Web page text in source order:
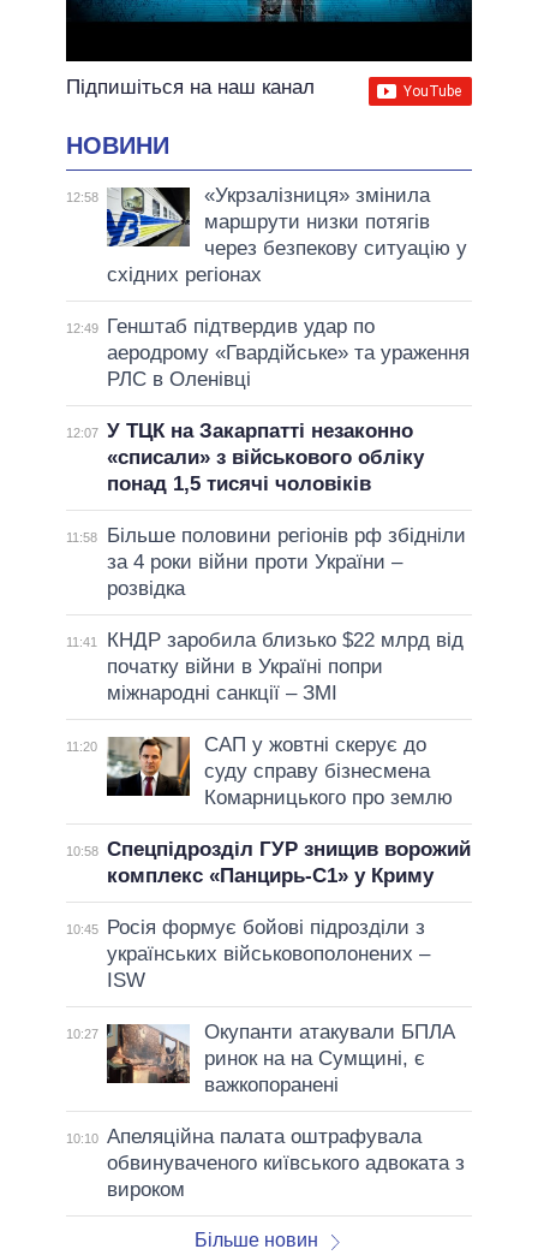
Підпишіться на наш канал
НОВИНИ
12:58
«Укрзалізниця» змінила
маршрути низки потягів
через безпекову ситуацію у
східних регіонах
12:49
Генштаб підтвердив удар по
аеродрому «Гвардійське» та ураження
РЛС в Оленівці
12:07 У ТЦК на Закарпатті незаконно
«списали» з військового обліку
понад 1,5 тисячі чоловіків
11:58
Більше половини регіонів рф збідніли
за 4 роки війни проти України –
розвідка
11:41
КНДР заробила близько $22 млрд від
початку війни в Україні попри
міжнародні санкції – ЗМІ
11:20
САП у жовтні скерує до
суду справу бізнесмена
Комарницького про землю
10:58 Спецпідрозділ ГУР знищив ворожий
комплекс «Панцирь-С1» у Криму
10:45
Росія формує бойові підрозділи з
українських військовополонених –
ISW
10:27
Окупанти атакували БПЛА
ринок на на Сумщині, є
важкопоранені
10:10 Апеляційна палата оштрафувала
обвинуваченого київського адвоката з
вироком
Більше новин